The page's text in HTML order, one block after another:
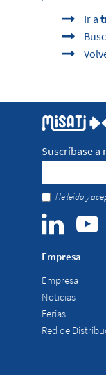
Ir a
Suscríbase a
He leído y
Empresa
Empresa
Noticias
Ferias
Red de